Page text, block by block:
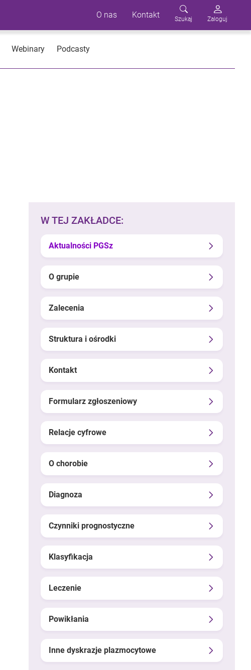
O nas Kontakt Szukaj Zaloguj
Webinary Podcasty
W TEJ ZAKŁADCE:
Aktualności PGSz
O grupie
Zalecenia
Struktura i ośrodki
Kontakt
Formularz zgłoszeniowy
Relacje cyfrowe
O chorobie
Diagnoza
Czynniki prognostyczne
Klasyfikacja
Leczenie
Powikłania
Inne dyskrazje plazmocytowe